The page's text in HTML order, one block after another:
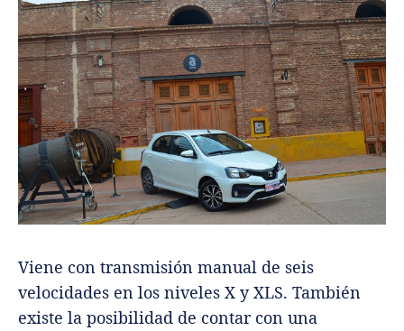
Viene con transmisión manual de seis
velocidades en los niveles X y XLS. También
existe la posibilidad de contar con una